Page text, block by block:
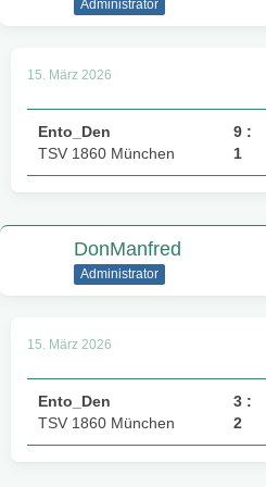
Administrator
15. März 2026
Ento_Den
TSV 1860 München
9 :
1
DonManfred
Administrator
15. März 2026
Ento_Den
TSV 1860 München
3 :
2